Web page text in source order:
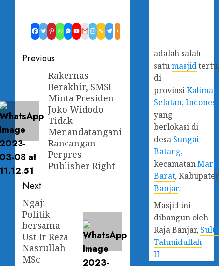
Post
navigation
Previous
PreviousRakernas
Berakhir, SMSI
Minta Presiden
Joko Widodo
Tidak
Menandatangani
Rancangan
Perpres
Publisher Right
Next
Next
post:
Ngaji
Politik
bersama
Ust Ir Reza
Nasrullah
MSc
adalah salah
satumasjid
di
provinsi
Selatan,
yang
berlokasi di
desa Sungai
Batang,
kecamatan
Barat,
Banjar.
Masjid ini
dibangun oleh
Raja Banjar,
Tahmidullah
II